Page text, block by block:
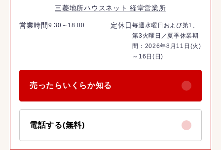
三菱地所ハウスネット 経堂営業所
営業時間 9:30～18:00 定休日毎週水曜日および第1、
第3火曜日／夏季休業期
間：2026年8月11日(火)
～16日(日)
売ったらいくらか知る
電話する(無料)